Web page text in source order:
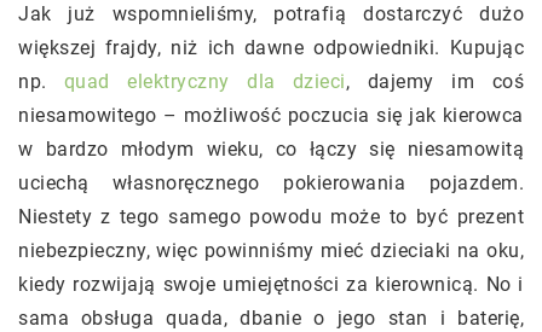
Jak już wspomnieliśmy, potrafią dostarczyć dużo
większej frajdy, niż ich dawne odpowiedniki. Kupując
np. quad elektryczny dla dzieci, dajemy im coś
niesamowitego – możliwość poczucia się jak kierowca
w bardzo młodym wieku, co łączy się niesamowitą
uciechą własnoręcznego pokierowania pojazdem.
Niestety z tego samego powodu może to być prezent
niebezpieczny, więc powinniśmy mieć dzieciaki na oku,
kiedy rozwijają swoje umiejętności za kierownicą. No i
sama obsługa quada, dbanie o jego stan i baterię,